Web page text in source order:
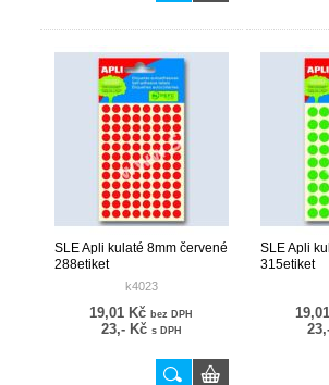
SLE Apli kulaté 8mm červené
288etiket
k4023
19,01 Kč bez DPH
23,- Kč s DPH
SLE Apli
315etiket